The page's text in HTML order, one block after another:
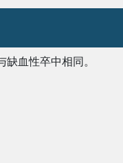
血性卒中相同。